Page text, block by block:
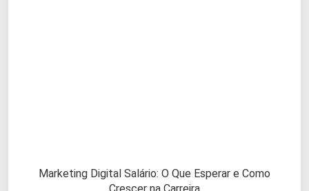
Marketing Digital Salário: O Que Esperar e Como
Crescer na Carreira